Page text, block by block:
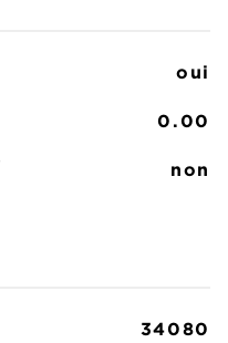
oui
0.00
non
34080